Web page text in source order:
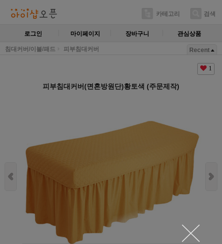
카테고리 검색
로그인 마이페이지 장바구니 관심상품
침대커버/이불/패드 피부침대커버 Recent
1
피부침대커버(면혼방원단)황토색 (주문제작)